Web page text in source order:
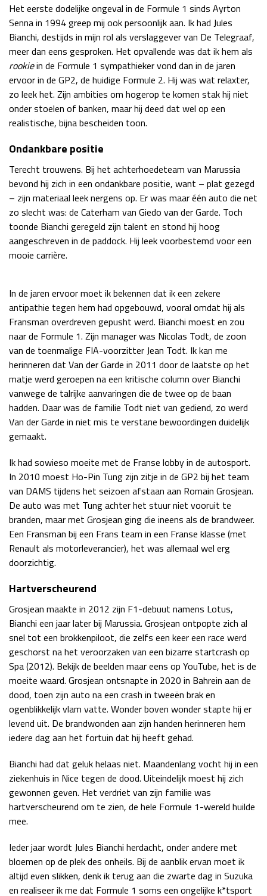
Kwalificatie
za 19:00 - 20:00
Race
zo 17:00 - 19:00
Het eerste dodelijke ongeval in de Formule 1 sinds Ayrton
Senna in 1994 greep mij ook persoonlijk aan. Ik had Jules
Bianchi, destijds in mijn rol als verslaggever van De Telegraaf,
meer dan eens gesproken. Het opvallende was dat ik hem als
rookiein de Formule 1 sympathieker vond dan in de jaren
ervoor in de GP2, de huidige Formule 2. Hij was wat relaxter,
zo leek het. Zijn ambities om hogerop te komen stak hij niet
onder stoelen of banken, maar hij deed dat wel op een
realistische, bijna bescheiden toon.
Ondankbare positie
Terecht trouwens. Bij het achterhoedeteam van Marussia
bevond hij zich in een ondankbare positie, want – plat gezegd
– zijn materiaal leek nergens op. Er was maar één auto die net
zo slecht was: de Caterham van Giedo van der Garde. Toch
toonde Bianchi geregeld zijn talent en stond hij hoog
aangeschreven in de paddock. Hij leek voorbestemd voor een
mooie carrière.
In de jaren ervoor moet ik bekennen dat ik een zekere
antipathie tegen hem had opgebouwd, vooral omdat hij als
Fransman overdreven gepusht werd. Bianchi moest en zou
naar de Formule 1. Zijn manager was Nicolas Todt, de zoon
van de toenmalige FIA-voorzitter Jean Todt. Ik kan me
herinneren dat Van der Garde in 2011 door de laatste op het
matje werd geroepen na een kritische column over Bianchi
vanwege de talrijke aanvaringen die de twee op de baan
hadden. Daar was de familie Todt niet van gediend, zo werd
Van der Garde in niet mis te verstane bewoordingen duidelijk
gemaakt.
Ik had sowieso moeite met de Franse lobby in de autosport.
In 2010 moest Ho-Pin Tung zijn zitje in de GP2 bij het team
van DAMS tijdens het seizoen afstaan aan Romain Grosjean.
De auto was met Tung achter het stuur niet vooruit te
branden, maar met Grosjean ging die ineens als de brandweer.
Een Fransman bij een Frans team in een Franse klasse (met
Renault als motorleverancier), het was allemaal wel erg
doorzichtig.
Hartverscheurend
Grosjean maakte in 2012 zijn F1-debuut namens Lotus,
Bianchi een jaar later bij Marussia. Grosjean ontpopte zich al
snel tot een brokkenpiloot, die zelfs een keer een race werd
geschorst na het veroorzaken van een bizarre startcrash op
Spa (2012). Bekijk de beelden maar eens op YouTube, het is de
moeite waard. Grosjean ontsnapte in 2020 in Bahrein aan de
dood, toen zijn auto na een crash in tweeën brak en
ogenblikkelijk vlam vatte. Wonder boven wonder stapte hij er
levend uit. De brandwonden aan zijn handen herinneren hem
iedere dag aan het fortuin dat hij heeft gehad.
Bianchi had dat geluk helaas niet. Maandenlang vocht hij in een
ziekenhuis in Nice tegen de dood. Uiteindelijk moest hij zich
gewonnen geven. Het verdriet van zijn familie was
hartverscheurend om te zien, de hele Formule 1-wereld huilde
mee.
Ieder jaar wordt Jules Bianchi herdacht, onder andere met
bloemen op de plek des onheils. Bij de aanblik ervan moet ik
altijd even slikken, denk ik terug aan die zwarte dag in Suzuka
en realiseer ik me dat Formule 1 soms een ongelijke k*tsport